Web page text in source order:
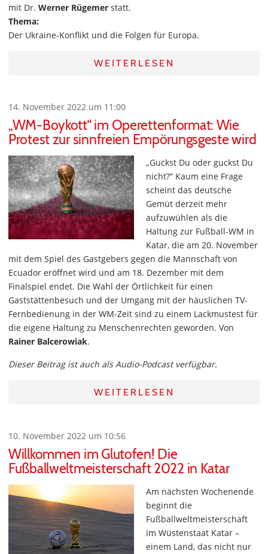
mit Dr. Werner Rügemer statt.
Thema:
Der Ukraine-Konflikt und die Folgen für Europa.
WEITERLESEN
14. November 2022 um 11:00
„WM-Boykott“ im Operettenformat: Wie
Protest zur sinnfreien Empörungsgeste wird
„Guckst Du oder guckst Du
nicht?“ Kaum eine Frage
scheint das deutsche
Gemüt derzeit mehr
aufzuwühlen als die
Haltung zur Fußball-WM in
Katar, die am 20. November
mit dem Spiel des Gastgebers gegen die Mannschaft von
Ecuador eröffnet wird und am 18. Dezember mit dem
Finalspiel endet. Die Wahl der Örtlichkeit für einen
Gaststättenbesuch und der Umgang mit der häuslichen TV-
Fernbedienung in der WM-Zeit sind zu einem Lackmustest für
die eigene Haltung zu Menschenrechten geworden. Von
Rainer Balcerowiak.
Dieser Beitrag ist auch als Audio-Podcast verfügbar.
WEITERLESEN
10. November 2022 um 10:56
Willkommen im Glutofen! Die
Fußballweltmeisterschaft 2022 in Katar
Am nächsten Wochenende
beginnt die
Fußballweltmeisterschaft
im Wüstenstaat Katar –
einem Land, das nicht nur